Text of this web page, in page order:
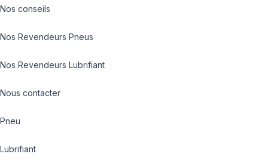
Nos conseils
Nos Revendeurs Pneus
Nos Revendeurs Lubrifiant
Nous contacter
Pneu
Lubrifiant